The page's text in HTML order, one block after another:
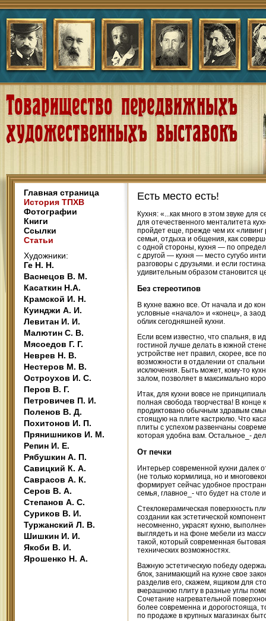
Главная страница
История ТПХВ
Фотографии
Книги
Ссылки
Статьи
Художники:
Ге Н. Н.
Васнецов В. М.
Касаткин Н.А.
Крамской И. Н.
Куинджи А. И.
Левитан И. И.
Малютин С. В.
Мясоедов Г. Г.
Неврев Н. В.
Нестеров М. В.
Остроухов И. С.
Перов В. Г.
Петровичев П. И.
Поленов В. Д.
Похитонов И. П.
Прянишников И. М.
Репин И. Е.
Рябушкин А. П.
Савицкий К. А.
Саврасов А. К.
Серов В. А.
Степанов А. С.
Суриков В. И.
Туржанский Л. В.
Шишкин И. И.
Якоби В. И.
Ярошенко Н. А.
Есть место есть!
Кухня: «...как много в этом звуке
для отечественного менталитета
пройдет еще, прежде чем их «ливинг
семьи, отдыха и общения, как
с одной стороны, кухня — по
с другой — кухня — место сугубо
разговоры с друзьями. и если
удивительным образом становится
Без стереотипов
В кухне важно все. От начала и до
условные «начало» и «конец», а
облик сегодняшней кухни.
Если всем известно, что спальня, в
гостиной лучше делать в южной
устройстве нет правил, скорее, все
возможности в отдалении от
исключения. Быть может, кому-то
залом, позволяет в максимально
Итак, для кухни вовсе не
полная свобода творчества! В
продиктовано обычным здравым
стоящую на плите кастрюлю. Что
плиты с успехом развенчаны
которая удобна вам. Остальное_-
От печки
Интерьер современной кухни далек
(не только кормилица, но и
формирует сейчас удобное
семья, главное_- что будет на столе
Стеклокерамическая поверхность
создании как эстетической
несомненно, украсят кухню,
выглядеть и на фоне мебели из
такой, который современная
технических возможностях.
Важную эстетическую победу
блок, занимающий на кухне свое
разделив его, скажем, ящиком для
вчерашнюю плиту в разные углы
Сочетание нагревательной
более современна и дорогостояща,
по продаже в крупных магазинах